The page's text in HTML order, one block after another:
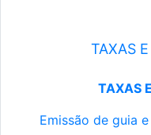
TAXAS
TAXAS
Emissão de guia